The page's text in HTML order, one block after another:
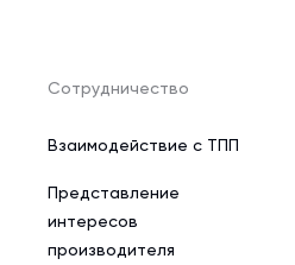
Сотрудничество
Взаимодействие с ТПП
Представление
интересов
производителя